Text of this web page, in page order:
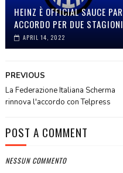
HEINZ È OFFICIAL SAUCE
ACCORDO PER DUE STAGIONI
APRIL 14, 2022
PREVIOUS
La Federazione Italiana Scherma
rinnova l'accordo con Telpress
POST A COMMENT
NESSUN COMMENTO